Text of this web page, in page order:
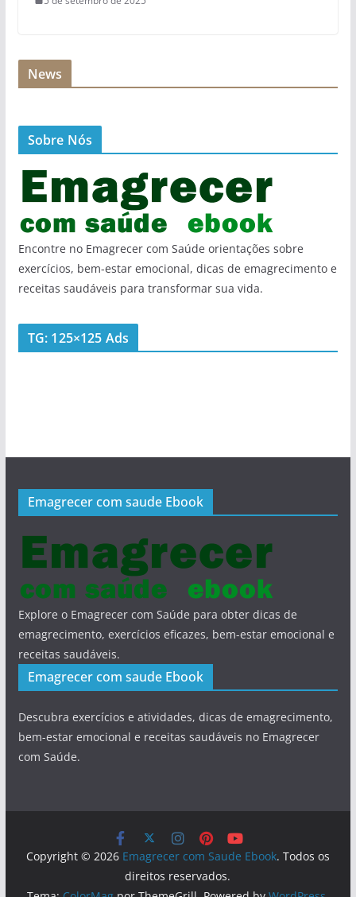
News
Sobre Nós
Encontre no Emagrecer com Saúde orientações sobre
exercícios, bem-estar emocional, dicas de emagrecimento e
receitas saudáveis para transformar sua vida.
TG: 125×125 Ads
Emagrecer com saude Ebook
Explore o Emagrecer com Saúde para obter dicas de
emagrecimento, exercícios eficazes, bem-estar emocional e
receitas saudáveis.
Emagrecer com saude Ebook
Descubra exercícios e atividades, dicas de emagrecimento,
bem-estar emocional e receitas saudáveis no Emagrecer
com Saúde.
Copyright © 2026 Emagrecer com Saude Ebook. Todos os
direitos reservados.